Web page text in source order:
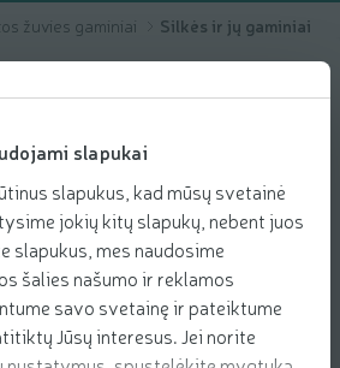
slapukai
slapukus, kad mūsų svetainė
jokių kitų slapukų, nebent juos
slapukus, mes naudosime
šalies našumo ir reklamos
savo svetainę ir pateiktume
Jūsų interesus. Jei norite
žuvies gaminiai Silkės ir jų gaminiai